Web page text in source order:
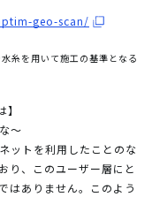
geo-scan/
糸を用いて施工の基準となる
～
ットを利用したことのな
り、このユーザー層にと
はありません。このよう